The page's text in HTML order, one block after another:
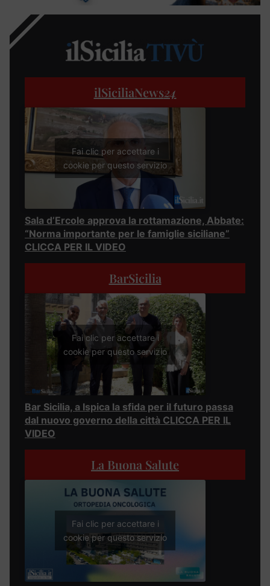
ilSiciliaNews24
Fai clic per accettare i
cookie per questo servizio
Sala d’Ercole approva la rottamazione, Abbate:
“Norma importante per le famiglie siciliane”
CLICCA PER IL VIDEO
BarSicilia
Fai clic per accettare i
cookie per questo servizio
Bar Sicilia, a Ispica la sfida per il futuro passa
dal nuovo governo della città CLICCA PER IL
VIDEO
La Buona Salute
Fai clic per accettare i
cookie per questo servizio